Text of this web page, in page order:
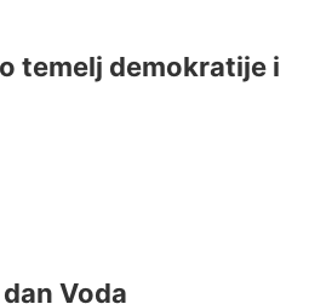
temelj demokratije i
Voda